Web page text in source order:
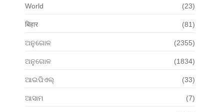
World (23)
बिहार (81)
ଅନୁଗୋଳ (2355)
ଅନୁଗୋଳ (1834)
ଆଇପିଏଲ୍ (33)
ଆସାମ (7)